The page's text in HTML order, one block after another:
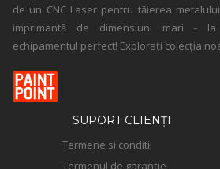
de un CNC Laser pentru tăierea
imprimantă de dimensiuni mari - la
echipamentul perfect! Explorați colecția
SUPORT CLIENȚI
Termene si conditii
Termenul de garanție